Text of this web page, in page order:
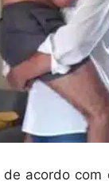
de acordo